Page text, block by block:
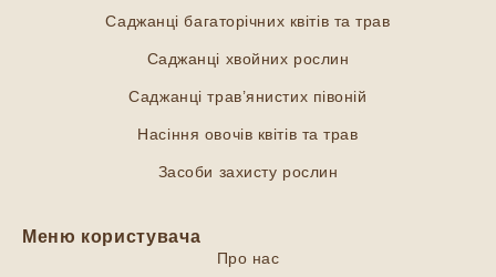
Саджанці багаторічних квітів та трав
Саджанці хвойних рослин
Саджанці трав’янистих півоній
Насіння овочів квітів та трав
Засоби захисту рослин
Меню користувача
Про нас